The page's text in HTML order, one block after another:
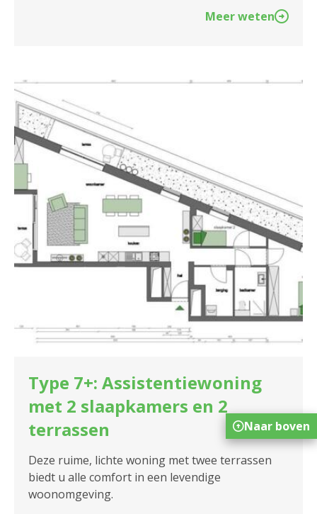
Meer weten
Type 7+: Assistentiewoning
met 2 slaapkamers en 2
terrassen
Deze ruime, lichte woning met twee terrassen
biedt u alle comfort in een levendige
woonomgeving.
Naar boven